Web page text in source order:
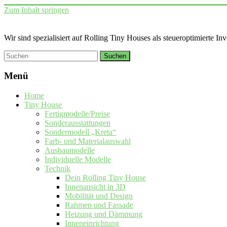
Zum Inhalt springen
Wir sind spezialisiert auf Rolling Tiny Houses als steueroptimierte
Menü
Home
Tiny House
Fertigmodelle/Preise
Sonderausstattungen
Sondermodell „Kreta“
Farb- und Materialauswahl
Ausbaumodelle
Individuelle Modelle
Technik
Dein Rolling Tiny House
Innenansicht in 3D
Mobilität und Design
Rahmen und Fassade
Heizung und Dämmung
Inneneinrichtung